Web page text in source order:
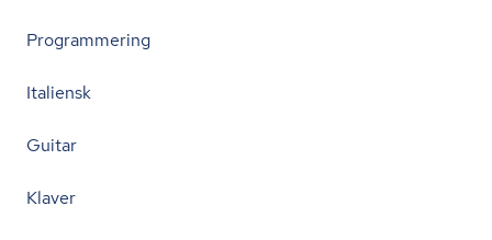
Programmering
Italiensk
Guitar
Klaver